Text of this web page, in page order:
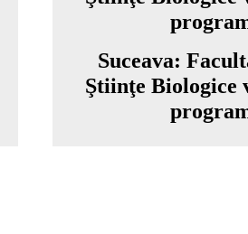
Suceava:
Ştiinţe Biologice